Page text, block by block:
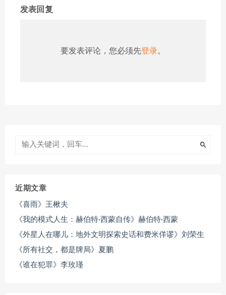
发表回复
要发表评论，您必须先登录。
近期文章
《喜雨》王楸夫
《我的模式人生：赫伯特·西蒙自传》赫伯特·西蒙
《外星人在哪儿：地外文明探索史话和费米佯谬》刘荣生
《所有社交，都是牌局》夏鹏
《谁在犯罪》李玫瑾